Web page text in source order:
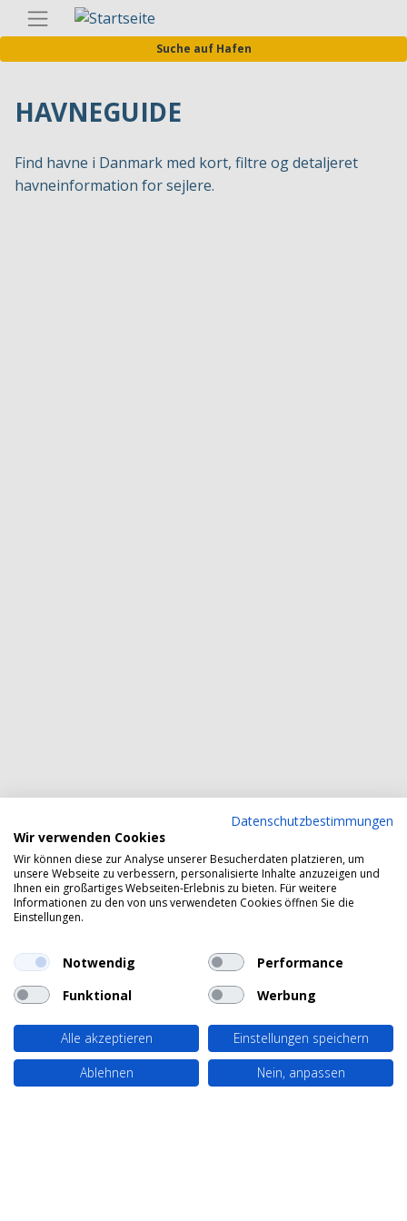
Direkt
zum
Inhalt
Suche auf Hafen
HAVNEGUIDE
Find havne i Danmark med kort, filtre og detaljeret
havneinformation for sejlere.
Datenschutzbestimmungen
Wir verwenden Cookies
Wir können diese zur Analyse unserer Besucherdaten platzieren, um
unsere Webseite zu verbessern, personalisierte Inhalte anzuzeigen und
Ihnen ein großartiges Webseiten-Erlebnis zu bieten. Für weitere
Informationen zu den von uns verwendeten Cookies öffnen Sie die
Einstellungen.
Notwendig
Performance
Funktional
Werbung
Alle akzeptieren
Einstellungen speichern
Ablehnen
Nein, anpassen